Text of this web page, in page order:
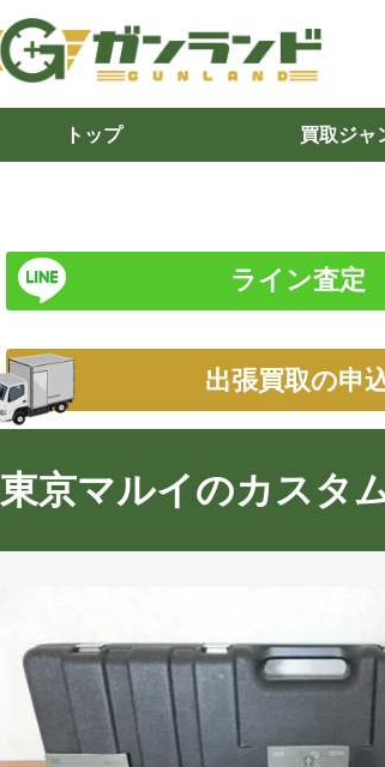
トップ 買取ジャ
ライン査定
出張買取の申
東京マルイのカスタ